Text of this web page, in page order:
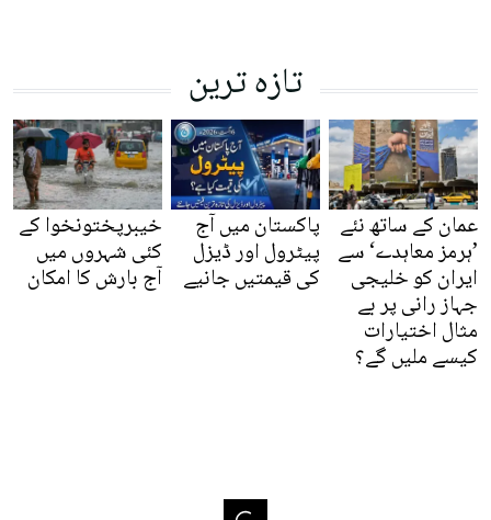
تازہ ترین
عمان کے ساتھ نئے
’ہرمز معاہدے‘ سے
ایران کو خلیجی
جہاز رانی پر بے
مثال اختیارات
کیسے ملیں گے؟
پاکستان میں آج
پیٹرول اور ڈیزل
کی قیمتیں جانیے
خیبرپختونخوا کے
کئی شہروں میں
آج بارش کا امکان